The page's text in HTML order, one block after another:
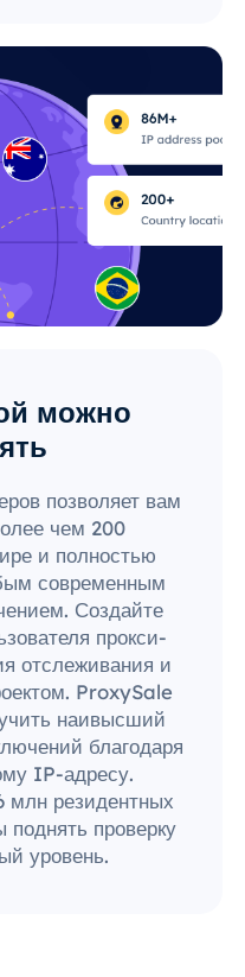
можно
позволяет вам
чем 200
и полностью
современным
Создайте
прокси-
отслеживания и
ProxySale
наивысший
благодаря
IP-адресу.
млн резидентных
поднять проверку
уровень.